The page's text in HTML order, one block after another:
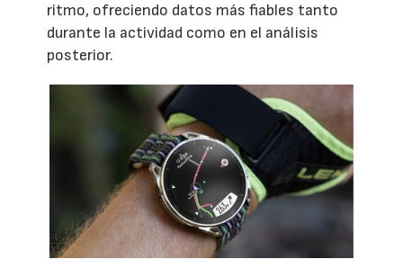
ritmo, ofreciendo datos más fiables tanto
durante la actividad como en el análisis
posterior.